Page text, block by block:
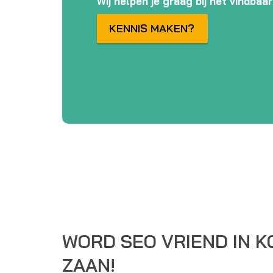
KENNIS MAKEN?
WORD SEO VRIEND IN
ZAAN!